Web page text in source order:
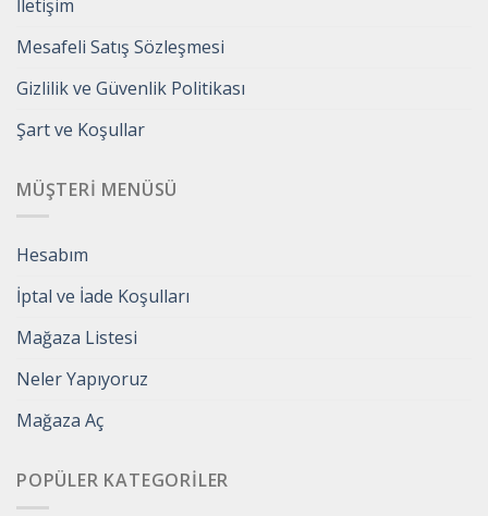
İletişim
Mesafeli Satış Sözleşmesi
Gizlilik ve Güvenlik Politikası
Şart ve Koşullar
MÜŞTERI MENÜSÜ
Hesabım
İptal ve İade Koşulları
Mağaza Listesi
Neler Yapıyoruz
Mağaza Aç
POPÜLER KATEGORILER